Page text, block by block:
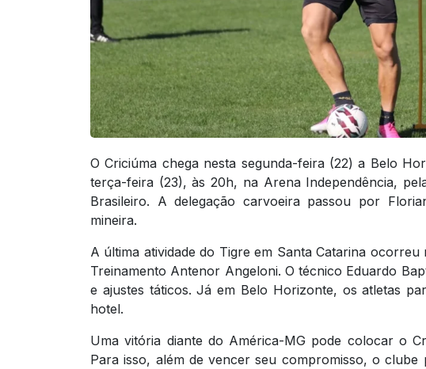
O Criciúma chega nesta segunda-feira (22) a Belo
terça-feira (23), às 20h, na Arena Independência,
Brasileiro. A delegação carvoeira passou por
mineira.
A última atividade do Tigre em Santa Catarina
Treinamento Antenor Angeloni. O técnico Eduardo
e ajustes táticos. Já em Belo Horizonte, os atletas
hotel.
Uma vitória diante do América-MG pode colocar o
Para isso, além de vencer seu compromisso, o